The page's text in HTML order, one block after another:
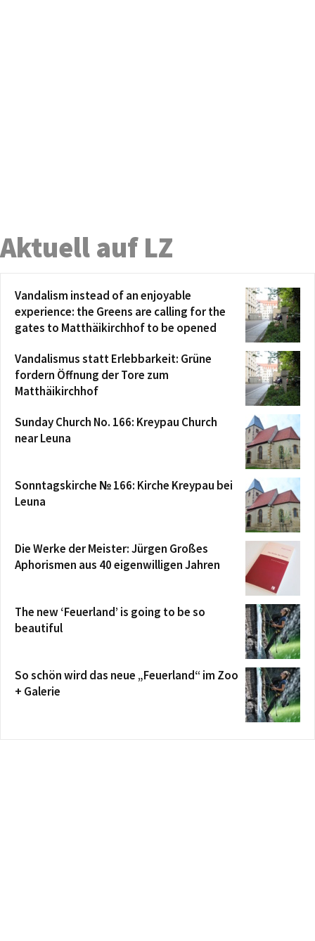
Aktuell auf LZ
Vandalism instead of an enjoyable
experience: the Greens are calling for the
gates to Matthäikirchhof to be opened
Vandalismus statt Erlebbarkeit: Grüne
fordern Öffnung der Tore zum
Matthäikirchhof
Sunday Church No. 166: Kreypau Church
near Leuna
Sonntagskirche № 166: Kirche Kreypau bei
Leuna
Die Werke der Meister: Jürgen Großes
Aphorismen aus 40 eigenwilligen Jahren
The new ‘Feuerland’ is going to be so
beautiful
So schön wird das neue „Feuerland“ im Zoo
+ Galerie